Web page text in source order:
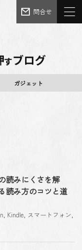
問合せ
ガジェット
読みにくさを解
読み方のコツと道
, Kindle, スマートフォン,